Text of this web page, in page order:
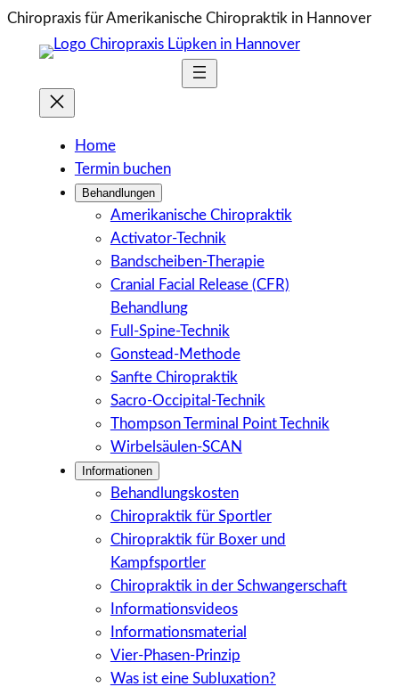
Zum
springen
Chiropraxis für Amerikanische Chiropraktik in Hannover
Home
Termin buchen
Behandlungen
Amerikanische Chiropraktik
Activator-Technik
Bandscheiben-Therapie
Cranial Facial Release (CFR)
Behandlung
Full-Spine-Technik
Gonstead-Methode
Sanfte Chiropraktik
Sacro-Occipital-Technik
Thompson Terminal Point Technik
Wirbelsäulen-SCAN
Informationen
Behandlungskosten
Chiropraktik für Sportler
Chiropraktik für Boxer und
Kampfsportler
Chiropraktik in der Schwangerschaft
Informationsvideos
Informationsmaterial
Vier-Phasen-Prinzip
Was ist eine Subluxation?